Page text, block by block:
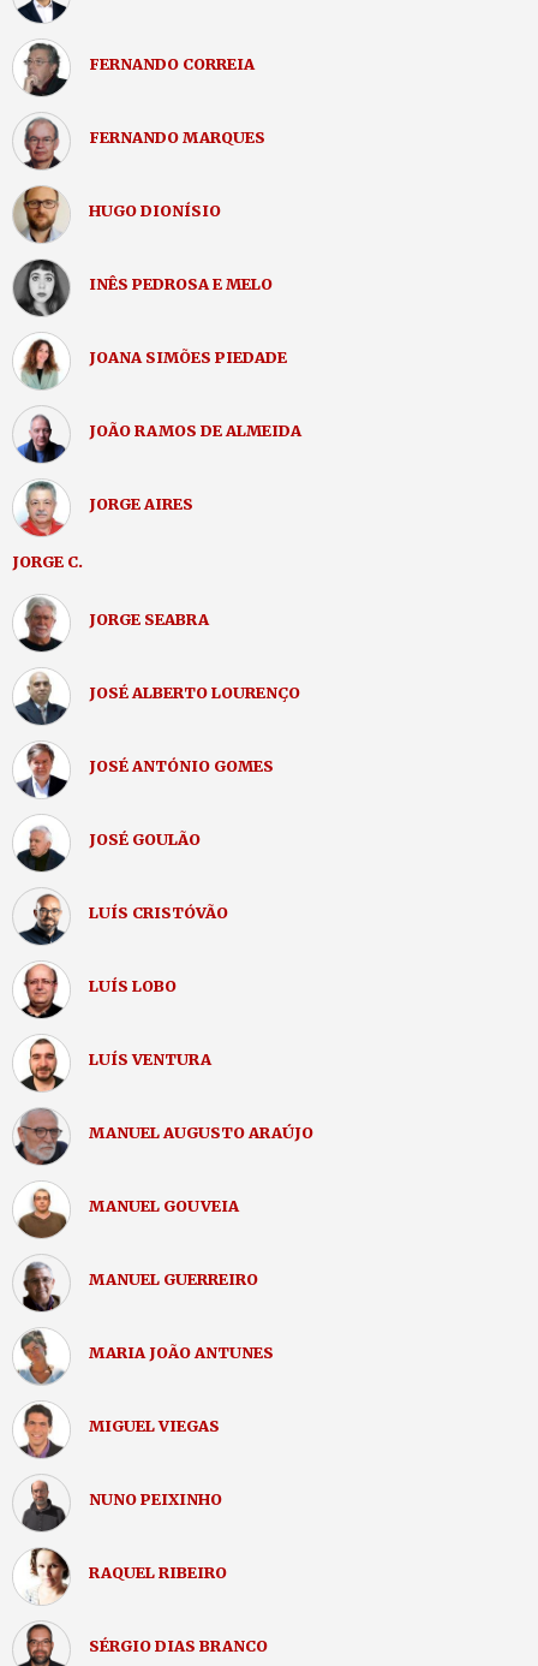
FERNANDO CORREIA
FERNANDO MARQUES
HUGO DIONÍSIO
INÊS PEDROSA E MELO
JOANA SIMÕES PIEDADE
JOÃO RAMOS DE ALMEIDA
JORGE AIRES
JORGE C.
JORGE SEABRA
JOSÉ ALBERTO LOURENÇO
JOSÉ ANTÓNIO GOMES
JOSÉ GOULÃO
LUÍS CRISTÓVÃO
LUÍS LOBO
LUÍS VENTURA
MANUEL AUGUSTO ARAÚJO
MANUEL GOUVEIA
MANUEL GUERREIRO
MARIA JOÃO ANTUNES
MIGUEL VIEGAS
NUNO PEIXINHO
RAQUEL RIBEIRO
SÉRGIO DIAS BRANCO